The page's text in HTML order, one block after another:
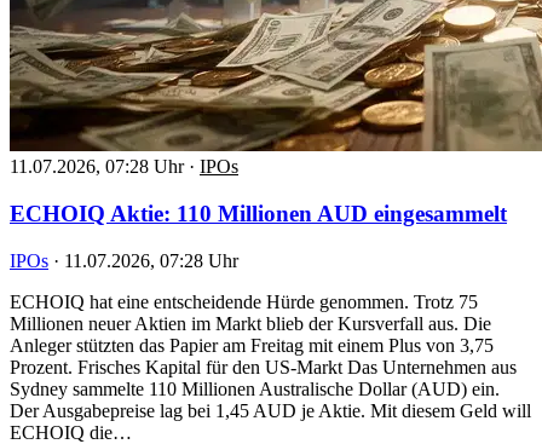
11.07.2026, 07:28 Uhr · IPOs
ECHOIQ Aktie: 110 Millionen AUD eingesammelt
IPOs · 11.07.2026, 07:28 Uhr
ECHOIQ hat eine entscheidende Hürde genommen. Trotz 75
Millionen neuer Aktien im Markt blieb der Kursverfall aus. Die
Anleger stützten das Papier am Freitag mit einem Plus von 3,75
Prozent. Frisches Kapital für den US-Markt Das Unternehmen aus
Sydney sammelte 110 Millionen Australische Dollar (AUD) ein.
Der Ausgabepreise lag bei 1,45 AUD je Aktie. Mit diesem Geld will
ECHOIQ die…